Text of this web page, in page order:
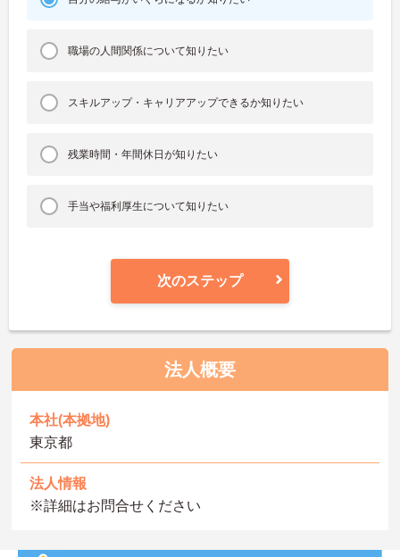
職場の人間関係について知りたい
スキルアップ・キャリアアップできるか知りたい
残業時間・年間休日が知りたい
手当や福利厚生について知りたい
次のステップ
法人概要
本社(本拠地)
東京都
法人情報
※詳細はお問合せください